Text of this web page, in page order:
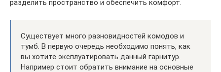
разделить пространство и обеспечить комфорт.
Существует много разновидностей комодов и
тумб. В первую очередь необходимо понять, как
вы хотите эксплуатировать данный гарнитур.
Например стоит обратить внимание на основные